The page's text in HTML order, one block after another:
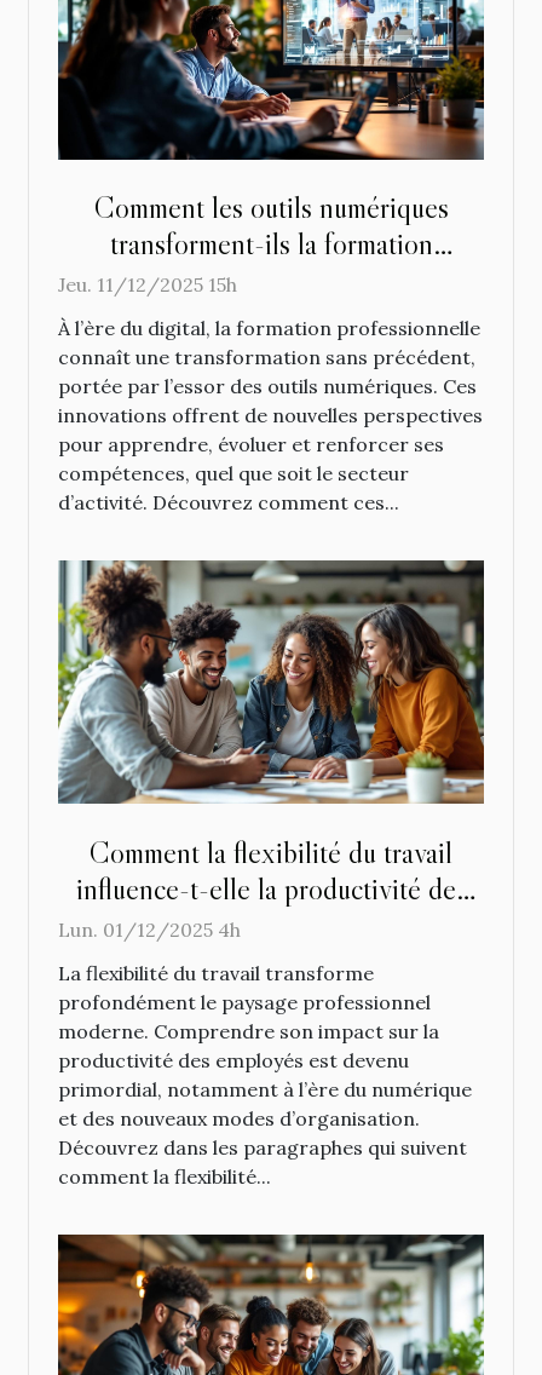
Comment les outils numériques
transforment-ils la formation
professionnelle ?
Jeu. 11/12/2025 15h
À l’ère du digital, la formation professionnelle
connaît une transformation sans précédent,
portée par l’essor des outils numériques. Ces
innovations offrent de nouvelles perspectives
pour apprendre, évoluer et renforcer ses
compétences, quel que soit le secteur
d’activité. Découvrez comment ces...
Comment la flexibilité du travail
influence-t-elle la productivité des
employés ?
Lun. 01/12/2025 4h
La flexibilité du travail transforme
profondément le paysage professionnel
moderne. Comprendre son impact sur la
productivité des employés est devenu
primordial, notamment à l’ère du numérique
et des nouveaux modes d’organisation.
Découvrez dans les paragraphes qui suivent
comment la flexibilité...